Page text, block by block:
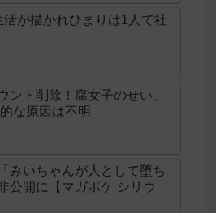
が描かれひまりは1人で社
ト削除！腐女子のせい、
な原因は不明
みいちゃんが人として堕ち
公開に【マガポケ シリウ